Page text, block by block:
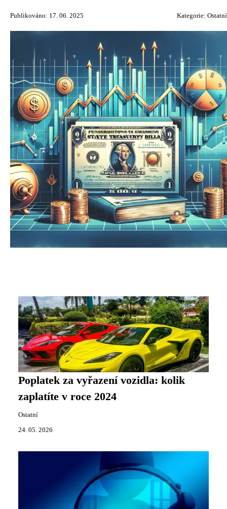
Publikováno: 17. 06. 2025 Kategorie: Ostatní
Poplatek za vyřazení vozidla: kolik
zaplatíte v roce 2024
Ostatní
24. 05. 2026